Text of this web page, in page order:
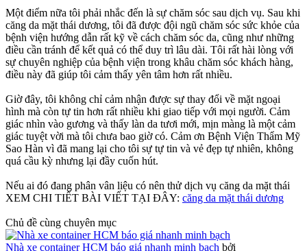
Một điểm nữa tôi phải nhắc đến là sự chăm sóc sau dịch vụ. Sau khi
căng da mặt thái dương, tôi đã được đội ngũ chăm sóc sức khỏe của
bệnh viện hướng dẫn rất kỹ về cách chăm sóc da, cũng như những
điều cần tránh để kết quả có thể duy trì lâu dài. Tôi rất hài lòng với
sự chuyên nghiệp của bệnh viện trong khâu chăm sóc khách hàng,
điều này đã giúp tôi cảm thấy yên tâm hơn rất nhiều.
Giờ đây, tôi không chỉ cảm nhận được sự thay đổi về mặt ngoại
hình mà còn tự tin hơn rất nhiều khi giao tiếp với mọi người. Cảm
giác nhìn vào gương và thấy làn da tươi mới, mịn màng là một cảm
giác tuyệt vời mà tôi chưa bao giờ có. Cảm ơn Bệnh Viện Thẩm Mỹ
Sao Hàn vì đã mang lại cho tôi sự tự tin và vẻ đẹp tự nhiên, không
quá cầu kỳ nhưng lại đầy cuốn hút.
Nếu ai đó đang phân vân liệu có nên thử dịch vụ căng da mặt thái
XEM CHI TIẾT BÀI VIẾT TẠI ĐÂY: căng da mặt thái dương
Chủ đề cùng chuyên mục
Nhà xe container HCM báo giá nhanh minh bạch bởi